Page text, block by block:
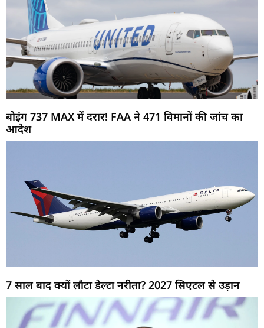
बोइंग 737 MAX में दरार! FAA ने 471 विमानों की जांच का
आदेश
7 साल बाद क्यों लौटा डेल्टा नरीता? 2027 सिएटल से उड़ान